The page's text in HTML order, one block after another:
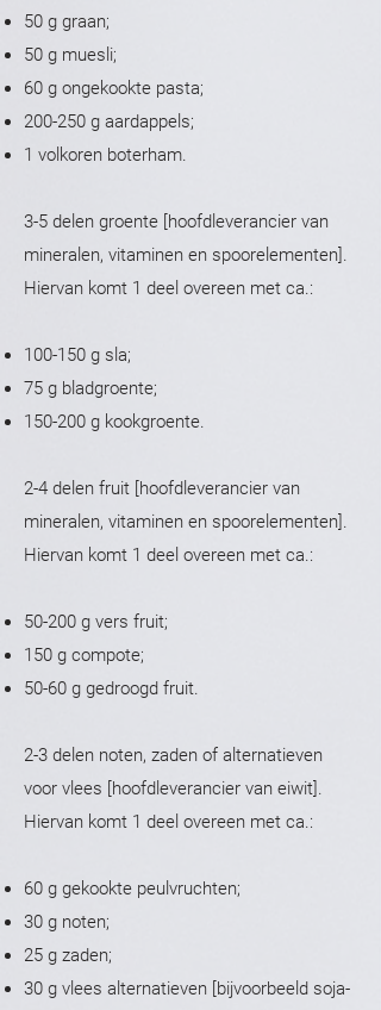
50 g graan;
50 g muesli;
60 g ongekookte pasta;
200-250 g aardappels;
1 volkoren boterham.
3-5 delen groente [hoofdleverancier van
mineralen, vitaminen en spoorelementen].
Hiervan komt 1 deel overeen met ca.:
100-150 g sla;
75 g bladgroente;
150-200 g kookgroente.
2-4 delen fruit [hoofdleverancier van
mineralen, vitaminen en spoorelementen].
Hiervan komt 1 deel overeen met ca.:
50-200 g vers fruit;
150 g compote;
50-60 g gedroogd fruit.
2-3 delen noten, zaden of alternatieven
voor vlees [hoofdleverancier van eiwit].
Hiervan komt 1 deel overeen met ca.:
60 g gekookte peulvruchten;
30 g noten;
25 g zaden;
30 g vlees alternatieven [bijvoorbeeld soja-